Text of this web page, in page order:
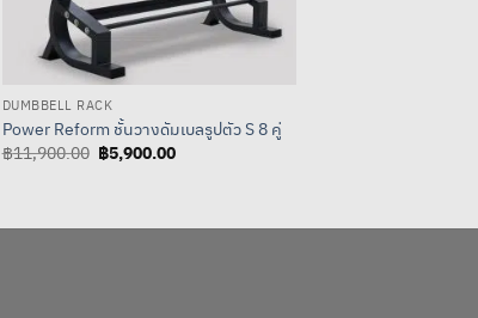
DUMBBELL RACK
Power Reform ชั้นวางดัมเบลรูปตัว S 8 คู่
฿11,900.00 Original
price
฿5,900.00Current